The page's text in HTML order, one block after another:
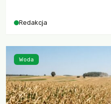
niezwykle korzystne
funkcjonowania łowiectwa w
Redakcja
Woda